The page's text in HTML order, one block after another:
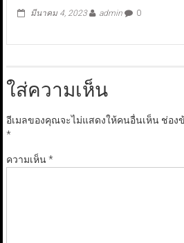
มีนาคม 4, 2023 admin 0
ใส่ความเห็น
อีเมลของคุณจะไม่แสดงให้คนอื่นเห็น ช่อง
*
ความเห็น*